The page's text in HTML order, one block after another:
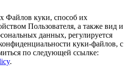
Файлов куки, способ их
Пользователя, а также вид и
данных, регулируется
куки-файлов, с
по следующей ссылке:
.